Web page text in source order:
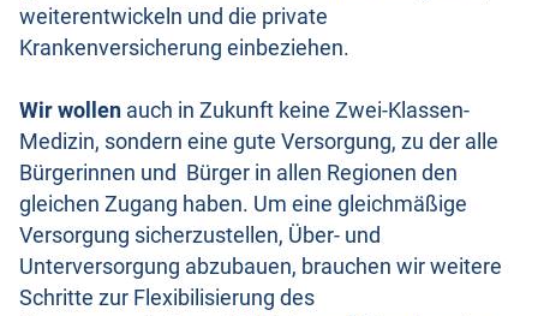
weiterentwickeln und die private
Krankenversicherung einbeziehen.
Wir wollen auch in Zukunft keine Zwei-Klassen-
Medizin, sondern eine gute Versorgung, zu der alle
Bürgerinnen und Bürger in allen Regionen den
gleichen Zugang haben. Um eine gleichmäßige
Versorgung sicherzustellen, Über- und
Unterversorgung abzubauen, brauchen wir weitere
Schritte zur Flexibilisierung des